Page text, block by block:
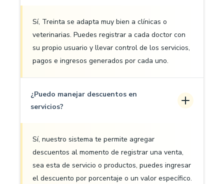
Sí, Treinta se adapta muy bien a clínicas o
veterinarias. Puedes registrar a cada doctor con
su propio usuario y llevar control de los servicios,
pagos e ingresos generados por cada uno.
¿Puedo manejar descuentos en
servicios?
Sí, nuestro sistema te permite agregar
descuentos al momento de registrar una venta,
sea esta de servicio o productos, puedes ingresar
el descuento por porcentaje o un valor específico.